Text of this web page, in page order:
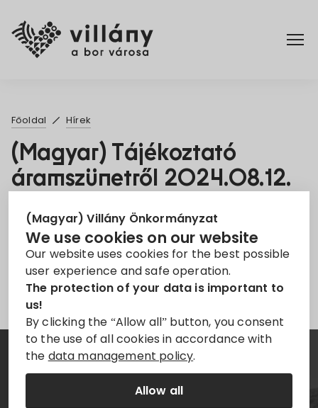
(Magyar) Villány Önkormányzat
We use cookies on our website
Our website uses cookies for the best possible
user experience and safe operation.
The protection of your data is important to
us!
By clicking the “Allow all” button, you consent
to the use of all cookies in accordance with
the data management policy.
Allow all
Rendelettár
Turizmus
Főoldal Hírek
(Magyar) Tájékoztató
áramszünetről 2024.08.12.
Áramszünet EON Információ
Sorry, this entry is only available inMagyar
Hírlevél